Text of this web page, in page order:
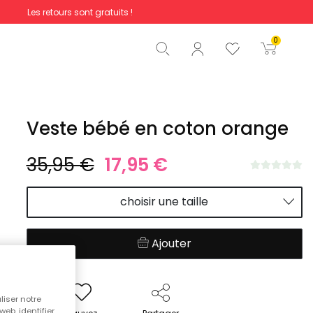
Les retours sont gratuits !
0
Total 0,00 €
Commencer la commande
Veste bébé en coton orange
35,95 € 17,95 €
choisir une taille
Ajouter
notre